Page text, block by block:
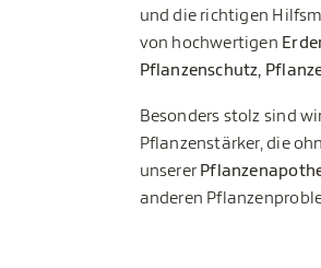
und die richtigen
von hochwertigen
Pflanzenschutz,
Besonders stolz sind
Pflanzenstärker, die
unserer
anderen